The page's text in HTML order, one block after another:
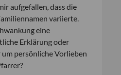
aufgefallen, dass die
variierte.
eine
Erklärung oder
um persönliche Vorlieben